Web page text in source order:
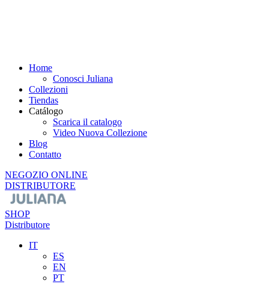
Home
Conosci Juliana
Collezioni
Tiendas
Catálogo
Scarica il catalogo
Video Nuova Collezione
Blog
Contatto
NEGOZIO ONLINE
DISTRIBUTORE
SHOP
Distributore
IT
ES
EN
PT